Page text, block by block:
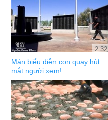
2:32
Màn biểu diễn con quay hút
mắt người xem!